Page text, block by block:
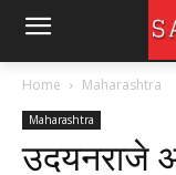
Home Maharashtra
Maharashtra
उदयनराजे